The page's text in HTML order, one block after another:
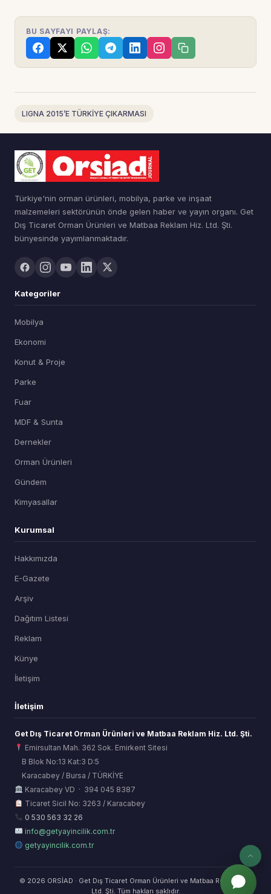
BU SAYFAYI PAYLAŞ:
LIGNA 2015’E TÜRKİYE ÇIKARMASI
Türkiye'nin orman ürünleri, mobilya, parke ve inşaat
malzemeleri sektörünün önde gelen haber ve yayın organı. Get
Dış Ticaret Orman Ürünleri ve Matbaa Reklam Hiz. Ltd. Şti.
bünyesinde yayımlanmaktadır.
Kategoriler
Mobilya
Ekonomi
Konut & Proje
Parke
Fuar
MDF & Sunta
Dernekler
Orman Ürünleri
Gündem
Kimyasallar
Kurumsal
Hakkımızda
E-Gazete
Arşiv
Dağıtım Listesi
Reklam
Künye
İletişim
İletişim
Get Dış Ticaret Orman Ürünleri ve Matbaa Reklam Hiz. Ltd. Şti.
Emirsultan Mah. 362 Sok. Emirkent Sitesi
B Blok No:13 Kat:3 D:5
Karacabey / Bursa / TÜRKİYE
Karacabey VD · 394 045 8387
Ticaret Sicil No: 3263 / Karacabey
0 530 563 32 26
info@getyayincilik.com.tr
getyayincilik.com.tr
© 2026 ORSİAD · Get Dış Ticaret Orman Ürünleri ve Matbaa Reklam Hiz.
Ltd. Şti. Tüm hakları saklıdır.
ORSİAD AI
Sektörel Hafıza Asistanı